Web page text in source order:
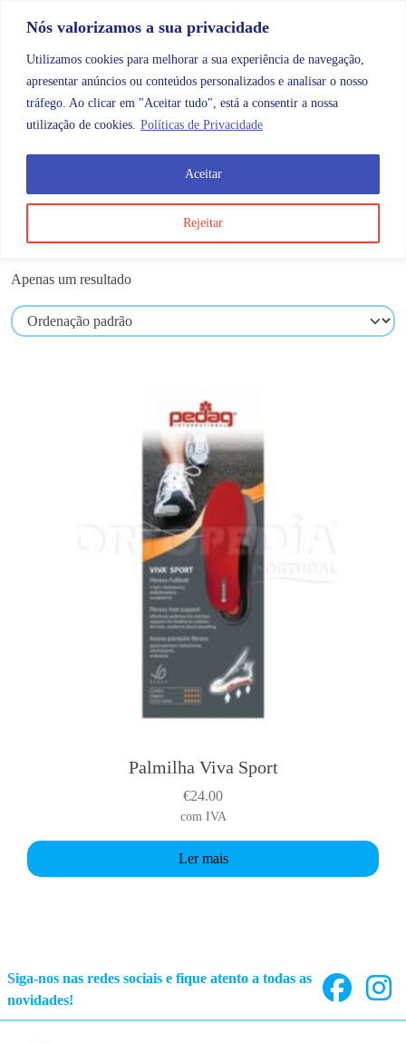
Nós valorizamos a sua privacidade
Utilizamos cookies para melhorar a sua experiência de navegação,
apresentar anúncios ou conteúdos personalizados e analisar o nosso
tráfego. Ao clicar em "Aceitar tudo", está a consentir a nossa
utilização de cookies. Políticas de Privacidade
Rejeitar
Aceitar
Categorias
181
Apenas um resultado
Palmilha Viva Sport
€24.00
com IVA
Ler mais
Siga-nos nas redes sociais e fique atento a todas as
novidades!